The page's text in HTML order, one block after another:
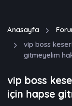
Anasayfa
vip boss
gitmeyelim
vip boss
için hapse